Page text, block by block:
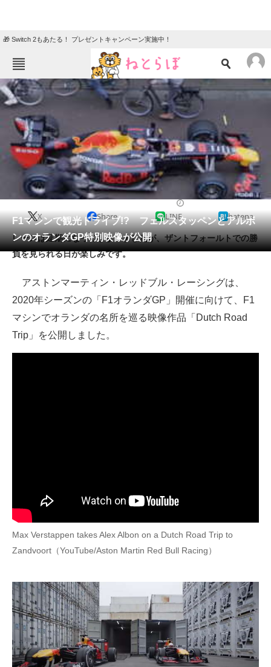
🎁 Switch 2もあたる！ プレゼントキャンペーン実施中！
ねとらぼメニュー
TOP ニュース
エンタメ クイズ
グルメ 地域
住まい 教育・育児
リサーチ
会員記事
メディア
ITの今と未来を見通す
スマホと通信の最新トレンド
マーケ×ITの今がよく分かる
ITエンジニア向け専門サイト
企業向けIT製品の総合サイト
IT製品の技術・比較・事例
製造業のIT導入・活用を支援
モノづくり技術者専門サイト
エレクトロニクス専門サイト
F1マシンで観光ドライブ!? フェルスタッペンとアルボ
ンのオランダGP特別映像が公開
X Share LINE hatena
レースは延期になってしまいましたが、ザントフォールトでの勝
負を見られる日が楽しみです。
アストンマーティン・レッドブル・レーシングは、
2020年シーズンの「F1オランダGP」開催に向けて、F1
マシンでオランダの名所を巡る映像作品「Dutch Road
Trip」を公開しました。
Max Verstappen takes Alex Albon on a Dutch Road Trip to
Zandvoort（YouTube/Aston Martin Red Bull Racing）